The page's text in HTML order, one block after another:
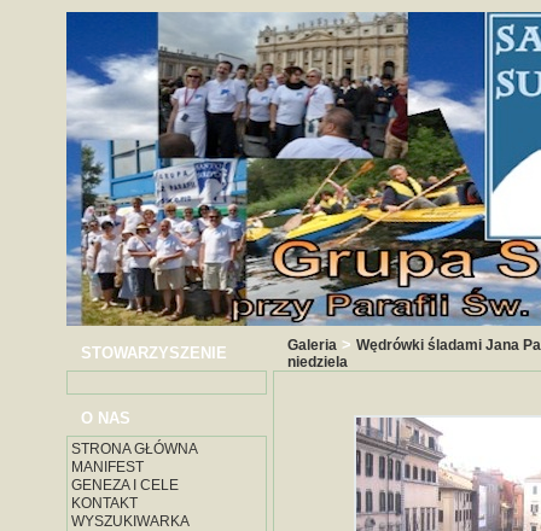
STOWARZYSZENIE
O NAS
STRONA GŁÓWNA
MANIFEST
GENEZA I CELE
KONTAKT
WYSZUKIWARKA
Galeria > Wędrówki śladami Jana
niedziela